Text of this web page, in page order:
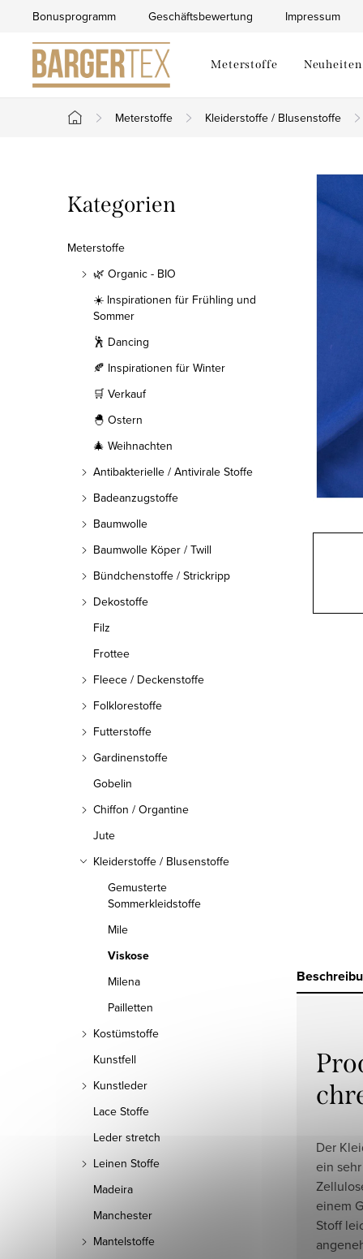
springen
Bonusprogramm Geschäftsbewertung Impressum
Meterstoffe Neuheiten
Startseite
Meterstoffe Kleiderstoffe / Blusenstoffe
e
i
Kategorien
überspringen
Kategorien
Meterstoffe
🌿 Organic - BIO
☀️ Inspirationen für Frühling und
Sommer
🕺 Dancing
🍂 Inspirationen für Winter
🛒 Verkauf
🐣 Ostern
🎄 Weihnachten
Antibakterielle / Antivirale Stoffe
Badeanzugstoffe
Baumwolle
Baumwolle Köper / Twill
Bündchenstoffe / Strickripp
Dekostoffe
Filz
Frottee
Fleece / Deckenstoffe
Folklorestoffe
Futterstoffe
Gardinenstoffe
Gobelin
Chiffon / Organtine
Jute
Kleiderstoffe / Blusenstoffe
Gemusterte
Sommerkleidstoffe
Mile
Viskose
Milena
Pailletten
Kostümstoffe
Kunstfell
Kunstleder
Lace Stoffe
Leder stretch
Leinen Stoffe
Madeira
Manchester
Mantelstoffe
Der
ein
einem
Stoff